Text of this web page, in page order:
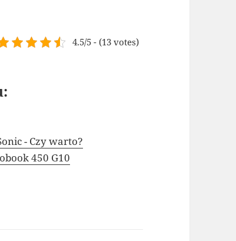
4.5/5 - (13 votes)
- Czy warto?
450 G10